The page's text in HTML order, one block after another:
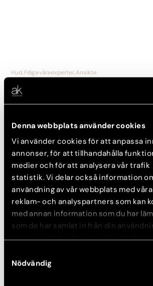
Denna webbplats använder cookies
Vi använder cookies för att anpassa
annonser, för att tillhandahålla
medier och för att analysera vår
statistik. Vi delar också information
användning av vår webbplats med
reklam- och analyspartners som kan
med annan information som du har
som de har samlat in från din
tjänster. Nedan kan du välja vilka
mer information om hur varje kategori
Nödvändig
Hud, Fråga våra experter, Ansikte
Solen skadar din hud utan att det syns
4 december, 2014
Susanna har provat Dermapen – se hennes